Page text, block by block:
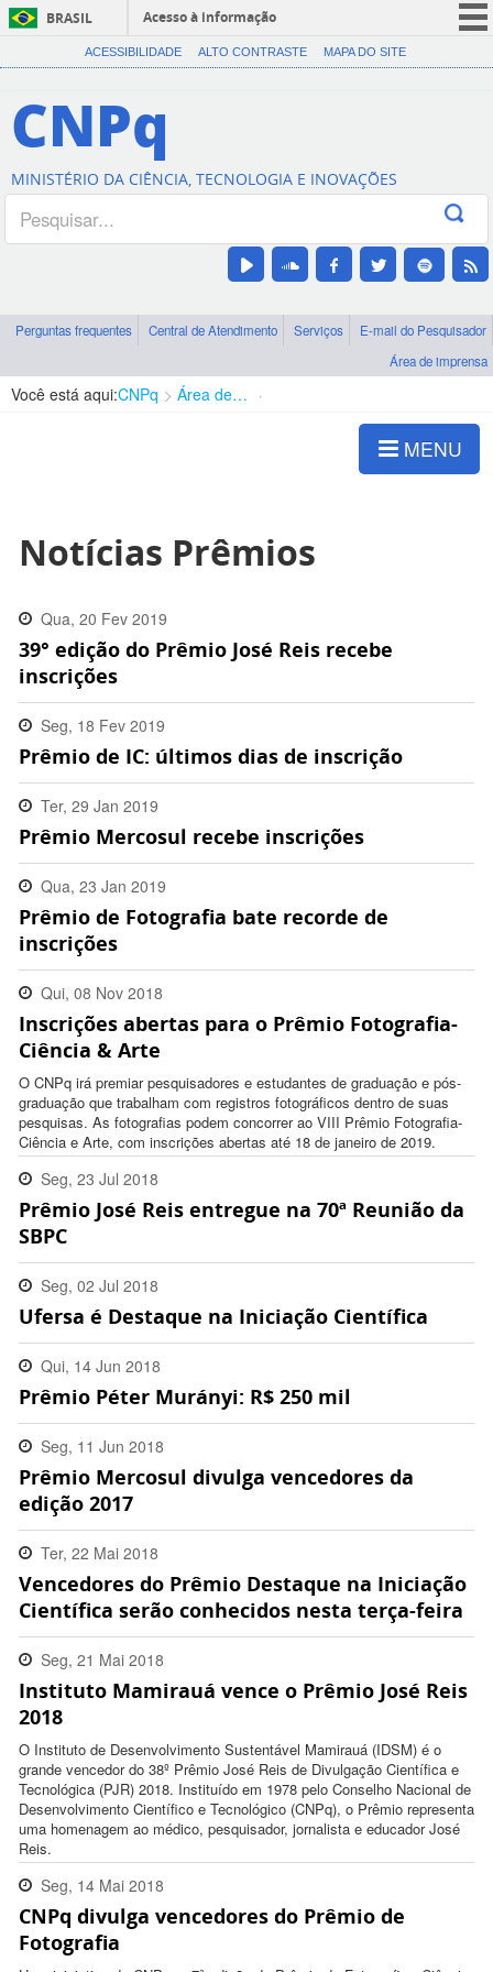
BRASIL
Acesso à informação
CORONAVÍRUS (COVID-19)
Canais
ACESSIBILIDADE ALTO CONTRASTE MAPA DO SITE
CNPq
MINISTÉRIO DA CIÊNCIA, TECNOLOGIA E INOVAÇÕES
Perguntas frequentes Central de Atendimento Serviços
E-mail do Pesquisador
Área de imprensa
Você está aqui:CNPq Área de imprensa
MENU
Notícias Prêmios
Qua, 20 Fev 2019
17:38:00 -0300
39° edição do Prêmio José Reis recebe
inscrições
Seg, 18 Fev 2019
18:07:00 -0300
Prêmio de IC: últimos dias de inscrição
Ter, 29 Jan 2019
18:55:00 -0200
Prêmio Mercosul recebe inscrições
Qua, 23 Jan 2019
17:24:00 -0200
Prêmio de Fotografia bate recorde de
inscrições
Qui, 08 Nov 2018
14:45:00 -0200
Inscrições abertas para o Prêmio Fotografia-
Ciência & Arte
O CNPq irá premiar pesquisadores e estudantes de graduação e pós-
graduação que trabalham com registros fotográficos dentro de suas
pesquisas. As fotografias podem concorrer ao VIII Prêmio Fotografia-
Ciência e Arte, com inscrições abertas até 18 de janeiro de 2019.
Seg, 23 Jul 2018
09:28:00 -0300
Prêmio José Reis entregue na 70ª Reunião da
SBPC
Seg, 02 Jul 2018
16:43:00 -0300
Ufersa é Destaque na Iniciação Científica
Qui, 14 Jun 2018
18:06:00 -0300
Prêmio Péter Murányi: R$ 250 mil
Seg, 11 Jun 2018
07:49:00 -0300
Prêmio Mercosul divulga vencedores da
edição 2017
Ter, 22 Mai 2018
14:48:00 -0300
Vencedores do Prêmio Destaque na Iniciação
Científica serão conhecidos nesta terça-feira
Seg, 21 Mai 2018
16:15:00 -0300
Instituto Mamirauá vence o Prêmio José Reis
2018
O Instituto de Desenvolvimento Sustentável Mamirauá (IDSM) é o
grande vencedor do 38º Prêmio José Reis de Divulgação Científica e
Tecnológica (PJR) 2018. Instituído em 1978 pelo Conselho Nacional de
Desenvolvimento Científico e Tecnológico (CNPq), o Prêmio representa
uma homenagem ao médico, pesquisador, jornalista e educador José
Reis.
Seg, 14 Mai 2018
16:04:00 -0300
CNPq divulga vencedores do Prêmio de
Fotografia